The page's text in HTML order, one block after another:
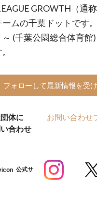
GROWTH（通
ームの千葉ドットです
～ (千葉公園総合体育
フォローして最新情報を受
体に
合わせ
お問い合わせ
公式サ